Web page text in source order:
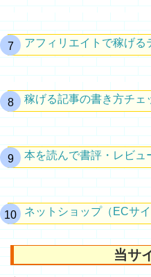
アフィリエイトで稼げる
稼げる記事の書き方チェ
本を読んで書評・レビュ
ネットショップ（ECサ
当サ